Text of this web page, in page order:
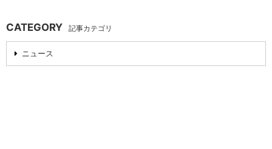
CATEGORY 記事カテゴリ
ニュース